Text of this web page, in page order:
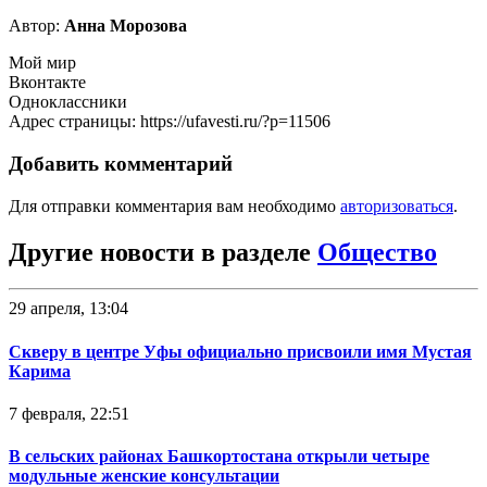
Автор: Анна Морозова
Мой мир
Вконтакте
Одноклассники
Адрес страницы: https://ufavesti.ru/?p=11506
Добавить комментарий
Для отправки комментария вам необходимо авторизоваться.
Другие новости в разделе Общество
29 апреля, 13:04
Скверу в центре Уфы официально присвоили имя Мустая
Карима
7 февраля, 22:51
В сельских районах Башкортостана открыли четыре
модульные женские консультации